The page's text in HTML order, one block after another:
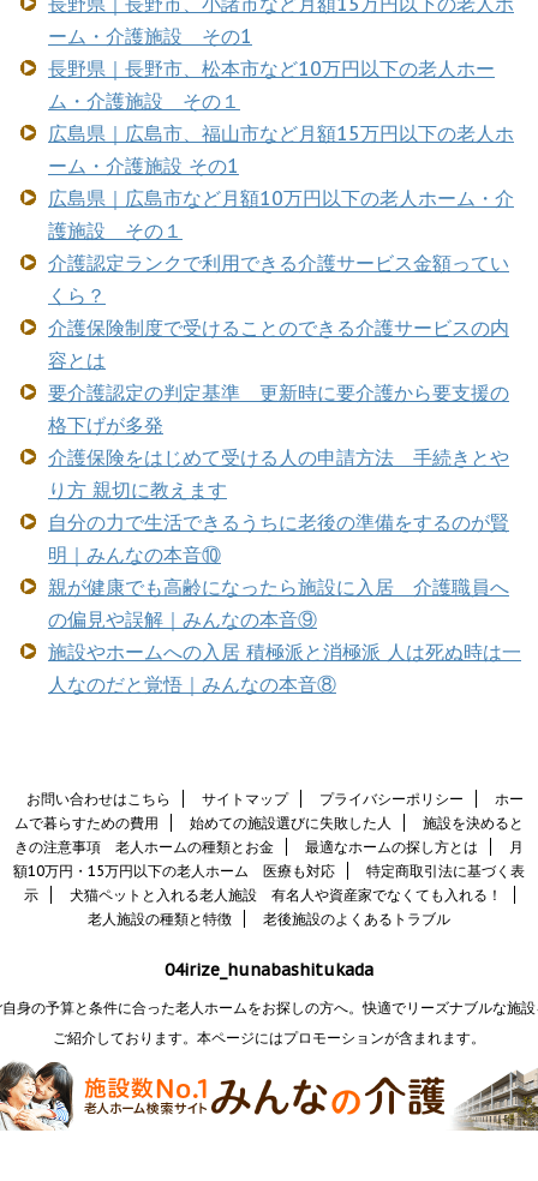
ーム・介護施設 その1
長野県｜長野市、松本市など10万円以下の老人ホー
ム・介護施設 その１
広島県｜広島市、福山市など月額15万円以下の老人ホ
ーム・介護施設 その1
広島県｜広島市など月額10万円以下の老人ホーム・介
護施設 その１
介護認定ランクで利用できる介護サービス金額ってい
くら？
介護保険制度で受けることのできる介護サービスの内
容とは
要介護認定の判定基準 更新時に要介護から要支援の
格下げが多発
介護保険をはじめて受ける人の申請方法 手続きとや
り方 親切に教えます
自分の力で生活できるうちに老後の準備をするのが賢
明｜みんなの本音⑩
親が健康でも高齢になったら施設に入居 介護職員へ
の偏見や誤解｜みんなの本音⑨
施設やホームへの入居 積極派と消極派 人は死ぬ時は一
人なのだと覚悟｜みんなの本音⑧
お問い合わせはこちら サイトマップ プライバシーポリシー
ホー
ムで暮らすための費用
始めての施設選びに失敗した人
施設を決めると
きの注意事項 老人ホームの種類とお金
最適なホームの探し方とは
月
額10万円・15万円以下の老人ホーム 医療も対応
特定商取引法に基づく表
示
犬猫ペットと入れる老人施設 有名人や資産家でなくても入れる！
老人施設の種類と特徴
老後施設のよくあるトラブル
04irize_hunabashitukada
身の予算と条件に合った老人ホームをお探しの方へ。快適でリーズナブルな施
ご紹介しております。本ページにはプロモーションが含まれます。